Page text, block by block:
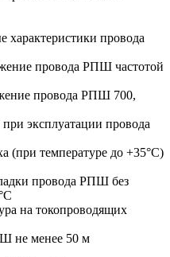
характеристики провода
провода РПШ частотой
провода РПШ 700,
эксплуатации провода
(при температуре до +35°С)
провода РПШ без
на токопроводящих
не менее 50 м